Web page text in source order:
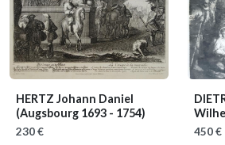
HERTZ Johann Daniel
(Augsbourg 1693 - 1754)
230 € 450 €